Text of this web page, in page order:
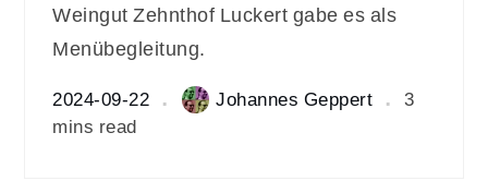
Weingut Zehnthof Luckert gabe es als
Menübegleitung.
2024-09-22 Johannes Geppert
3
mins read